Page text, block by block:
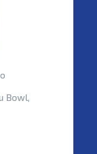
Bowl,